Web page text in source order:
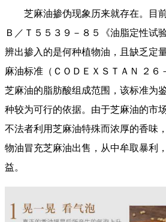
芝麻油掺伪现象历来就存在。目前
Ｂ／Ｔ５５３９－８５《油脂定性试
辨出掺入的是何种植物油，且缺乏定
麻油标准（ＣＯＤＥＸＳＴＡＮ ２６
芝麻油的脂肪酸组成范围，该标准为
种较为可行的依据。由于芝麻油的市
不法者利用芝麻油特殊而浓厚的香味
物油冒充芝麻油出售，从中牟取暴利
益。